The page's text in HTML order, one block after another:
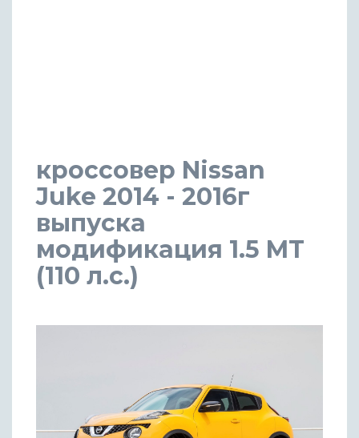
кроссовер Nissan
Juke 2014 - 2016г
выпуска
модификация 1.5 MT
(110 л.с.)